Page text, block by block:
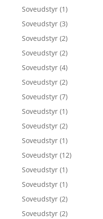
Soveudstyr (1)
Soveudstyr (3)
Soveudstyr (2)
Soveudstyr (2)
Soveudstyr (4)
Soveudstyr (2)
Soveudstyr (7)
Soveudstyr (1)
Soveudstyr (2)
Soveudstyr (1)
Soveudstyr (12)
Soveudstyr (1)
Soveudstyr (1)
Soveudstyr (2)
Soveudstyr (2)